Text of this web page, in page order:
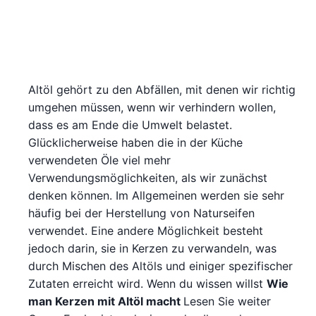
Altöl gehört zu den Abfällen, mit denen wir richtig
umgehen müssen, wenn wir verhindern wollen,
dass es am Ende die Umwelt belastet.
Glücklicherweise haben die in der Küche
verwendeten Öle viel mehr
Verwendungsmöglichkeiten, als wir zunächst
denken können. Im Allgemeinen werden sie sehr
häufig bei der Herstellung von Naturseifen
verwendet. Eine andere Möglichkeit besteht
jedoch darin, sie in Kerzen zu verwandeln, was
durch Mischen des Altöls und einiger spezifischer
Zutaten erreicht wird. Wenn du wissen willst Wie
man Kerzen mit Altöl macht Lesen Sie weiter